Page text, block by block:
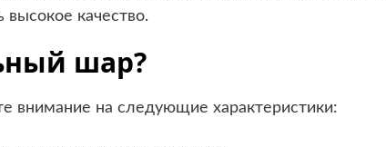
высокое качество.
шар?
внимание на следующие характеристики: